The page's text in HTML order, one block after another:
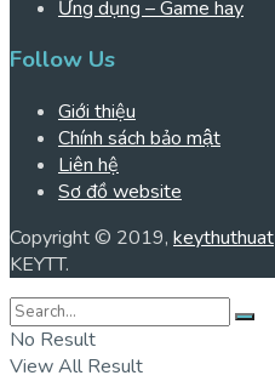
Ứng dụng – Game hay
Follow Us
Giới thiệu
Chính sách bảo mật
Liên hệ
Sơ đồ website
Copyright © 2019, keythuthuat
KEYTT.
No Result
View All Result